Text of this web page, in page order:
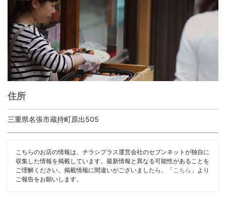
住所
三重県名張市蔵持町原出505
こちらのお店の情報は、チラシプラス運営会社のセブンネットが独自に
収集した情報を掲載しています。最新情報と異なる可能性があることを
ご理解ください。掲載情報に間違いがございましたら、「 こちら 」より
ご報告をお願いします。